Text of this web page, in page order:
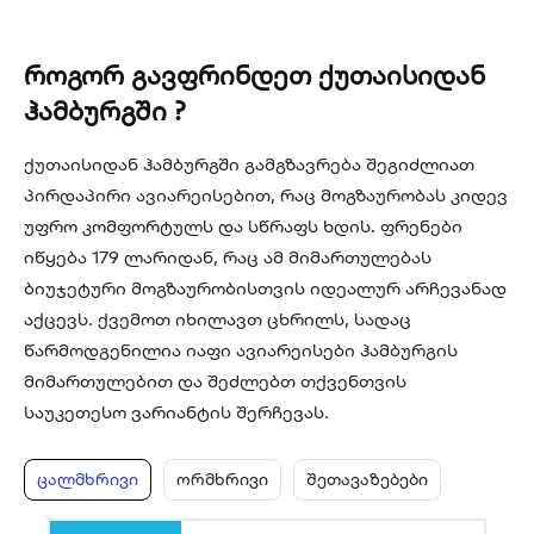
როგორ გავფრინდეთ ქუთაისიდან
ჰამბურგში ?
ქუთაისიდან ჰამბურგში გამგზავრება შეგიძლიათ
პირდაპირი ავიარეისებით, რაც მოგზაურობას კიდევ
უფრო კომფორტულს და სწრაფს ხდის. ფრენები
იწყება 179 ლარიდან, რაც ამ მიმართულებას
ბიუჯეტური მოგზაურობისთვის იდეალურ არჩევანად
აქცევს. ქვემოთ იხილავთ ცხრილს, სადაც
წარმოდგენილია იაფი ავიარეისები ჰამბურგის
მიმართულებით და შეძლებთ თქვენთვის
საუკეთესო ვარიანტის შერჩევას.
ცალმხრივი ორმხრივი შეთავაზებები